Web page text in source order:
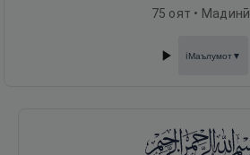
75 оят • Мадинӣ
ℹ️Маълумот▼